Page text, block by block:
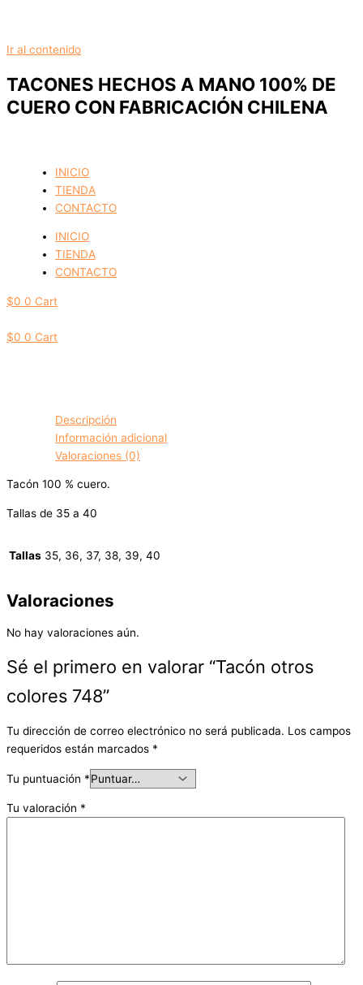
Ir al contenido
TACONES HECHOS A MANO 100% DE
CUERO CON FABRICACIÓN CHILENA
INICIO
TIENDA
CONTACTO
INICIO
TIENDA
CONTACTO
$0 0 Cart
$0 0 Cart
Descripción
Información adicional
Valoraciones (0)
Tacón 100 % cuero.
Tallas de 35 a 40
Tallas 35, 36, 37, 38, 39, 40
Valoraciones
No hay valoraciones aún.
Sé el primero en valorar “Tacón otros
colores 748”
Tu dirección de correo electrónico no será publicada. Los campos
requeridos están marcados *
Tu puntuación *
Tu valoración *